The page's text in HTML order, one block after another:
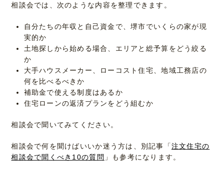
相談会では、次のような内容を整理できます。
自分たちの年収と自己資金で、堺市でいくらの家が現
実的か
土地探しから始める場合、エリアと総予算をどう絞る
か
大手ハウスメーカー、ローコスト住宅、地域工務店の
何を比べるべきか
補助金で使える制度はあるか
住宅ローンの返済プランをどう組むか
相談会で聞いてみてください。
相談会で何を聞けばいいか迷う方は、別記事「注文住宅の
相談会で聞くべき10の質問 」も参考になります。